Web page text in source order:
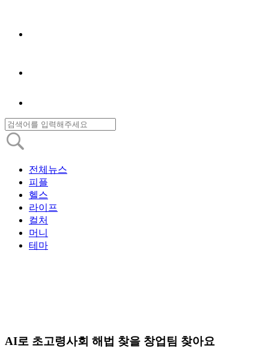
전체뉴스
피플
헬스
라이프
컬처
머니
테마
AI로 초고령사회 해법 찾을 창업팀 찾아요